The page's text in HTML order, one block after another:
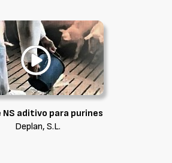
aditivo para purines
Deplan, S.L.